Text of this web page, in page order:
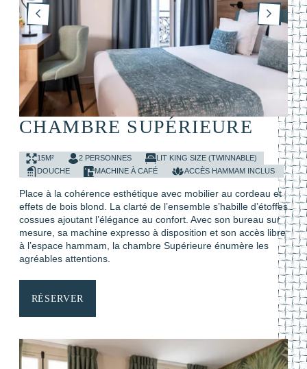
CHAMBRE SUPÉRIEURE
15M² 2 PERSONNES
LIT KING SIZE (TWINNABLE)
DOUCHE
MACHINE À CAFÉ ACCÈS HAMMAM INCLUS
Place à la cohérence esthétique avec mobilier au cordeau et
effets de bois blond. La clarté de l’ensemble s’habille d’étoffes
cossues ajoutant l’élégance au confort. Avec son bureau sur
mesure, sa machine expresso à disposition et son accès libre
à l’espace hammam, la chambre Supérieure énumère les
agréables attentions.
RÉSERVER